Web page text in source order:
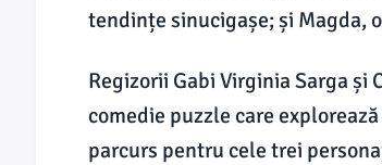
tendințe sinucigașe; și Magda,
Regizorii Gabi Virginia Sarga
comedie puzzle care
parcurs pentru cele trei